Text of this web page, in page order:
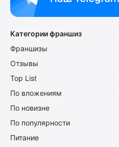
Категории франшиз
Франшизы
Отзывы
Top List
По вложениям
По новизне
По популярности
Питание